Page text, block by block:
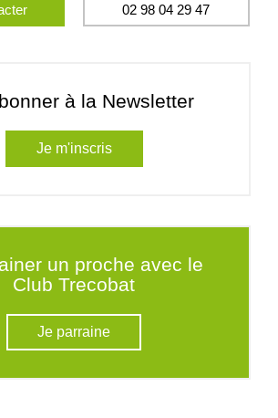
02 98 04 29 47
à la Newsletter
Je m'inscris
un proche avec le
Club Trecobat
Je parraine